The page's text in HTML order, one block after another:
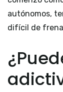
autónomos,
difícil de